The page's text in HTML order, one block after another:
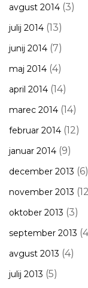
avgust 2014 (3)
julij 2014 (13)
junij 2014 (7)
maj 2014 (4)
april 2014 (14)
marec 2014 (14)
februar 2014 (12)
januar 2014 (9)
december 2013 (6)
november 2013
oktober 2013 (3)
september 2013
avgust 2013 (4)
julij 2013 (5)